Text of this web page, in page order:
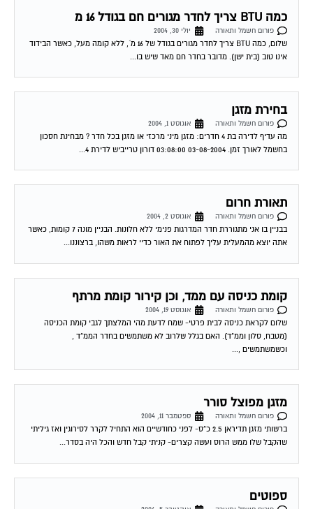
פורום חשמל ותאורה
יולי 30, 2004
אינו טוב (בית ישן). מדובר בחדר חם מאד שיש בו...
בחירת מזגן
פורום חשמל ותאורה
מה עדיף לדירה בת 4 חדרים: מזגן מיני מרכזי או מזגן בכל חדר ? מבחינת חסכון
בחשמל לאורך זמן. 03-08-2004 03:08:00 דורון טרייביש לדירת 4...
תאורת חרום
פורום חשמל ותאורה
אתה יוצא מהמעלית עליך לפתוח את האור כדיי לראות משהו, ברצוננו...
קומת כניסה עם ממד, וכן קירור קומת מרתף
פורום חשמל ותאורה
אוגוסט 19, 2004
שלום לקראת כניסה לבית פרטי- שמח לדעת מהי המלצתך לגבי קומת הכניסה
(מטבח, סלון וממ"ד). האם בגלל שלרוב לא משתמשים בחדר הממ"ד ,
וכשמשתמשים ,...
מזגן מפוצל סורר
פורום חשמל ותאורה
ברשותי מזגן תדיראן 2.5 כ"ס- לפני כחודשיים הוא התחיל לקרר לסירוגין ואז גיליתי
שהקבל שלו ממש הרוס ועשה קצרים- קניתי קבל חדש והכל היה בסדר...
ספוטים
פורום חשמל ותאורה